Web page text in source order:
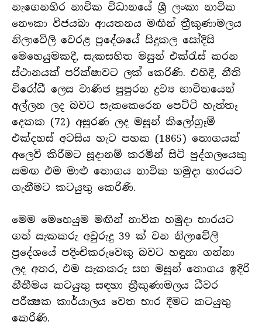
නැගෙනහිර නාවික විධානයේ ශ්‍රී ලංකා නාවික
නෞකා විජයබා ආයතනය මඟින් ත්‍රීකුණාමලය
නිලාවේලි වෙරළ ප්‍රදේශයේ සිදුකල සෝදිසි
මෙහෙයුමකදී, සැකසහිත මසුන් එක්රැස් කරන
ස්ථානයක් පරික්ෂාවට ලක් කෙරිණි. එහිදී, නීති
විරෝධී ලෙස වාණිජ පුපුරන ද්‍රව්‍ය භාවිතයෙන්
අල්ලන ලද බවට සැකකෙරෙන පෙට්ටි හැත්තෑ
දෙකක (72) අසුරණ ලද මසුන් කිලෝග්‍රෑම්
එක්දහස් අටසිය හැට පහක (1865) තොගයක්
අලෙවි කිරීමට සූදානම් කරමින් සිටි පුද්ගලයෙකු
සමඟ එම මාළු තොගය නාවික හමුදා භාරයට
ගැනීමට කටයුතු කෙරිණි.
මෙම මෙ‍හෙයුම මඟින් නාවික හමුදා භාරයට
ගත් සැකකරු අවුරුදු 39 ක් වන නිලාවේලි
ප්‍රදේශයේ පදිංචිකරුවෙකු බවට හඳුනා ගන්නා
ලද අතර, එම සැකකරු සහ මසුන් තොගය ඉදිරි
නීතීමය කටයුතු සඳහා ත්‍රීකුණාමලය ධීවර
පරීක්‍ෂක කාර්යාලය වෙත භාර දීමට කටයුතු
කෙරිණි.